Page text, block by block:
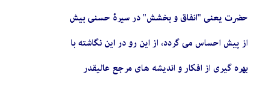
حضرت یعنی "انفاق و بخشش" در سیرۀ حسنی بیش
از پیش احساس می گردد، از این رو در این نگاشته با
بهره گیری از افکار و اندیشه های مرجع عالیقدر